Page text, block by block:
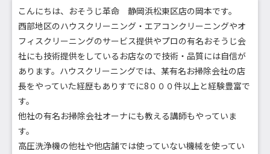
こんにちは、おそうじ革命 静岡浜松東区店の岡本です。
西部地区のハウスクリーニング・エアコンクリーニングやオ
フィスクリーニングのサービス提供やプロの有名おそうじ会
社にも技術提供をしているお店なので技術・品質には自信が
あります。ハウスクリーニングでは、某有名お掃除会社の店
長をやっていた経歴もありすでに8０００件以上と経験豊富で
す。
他社の有名お掃除会社オーナにも教える講師もやっていま
す。
高圧洗浄機の他社や他店舗では使っていない機械を使ってい